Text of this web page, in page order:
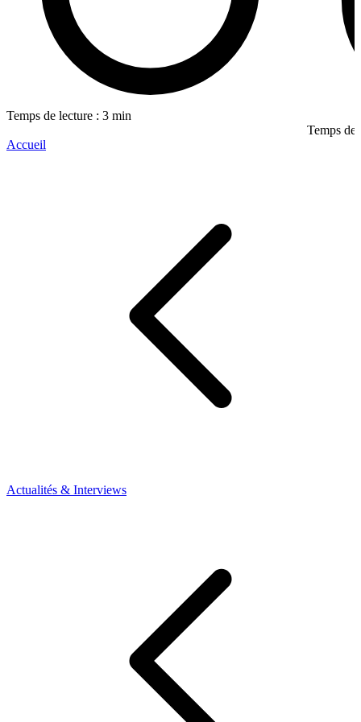
Temps de lecture : 3 min
Temps de
Accueil
Actualités & Interviews